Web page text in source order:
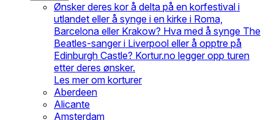
Ønsker deres kor å delta på en korfestival i
utlandet eller å synge i en kirke i Roma,
Barcelona eller Krakow? Hva med å synge The
Beatles-sanger i Liverpool eller å opptre på
Edinburgh Castle? Kortur.no legger opp turen
etter deres ønsker.
Les mer om korturer
Aberdeen
Alicante
Amsterdam